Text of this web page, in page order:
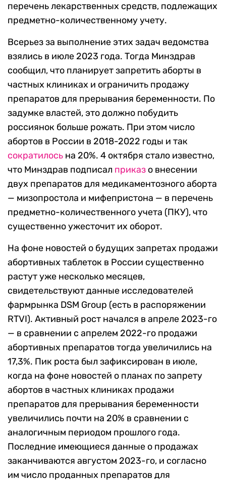
перечень лекарственных средств, подлежащих
предметно-количественному учету.
Всерьез за выполнение этих задач ведомства
взялись в июле 2023 года. Тогда Минздрав
сообщил, что планирует запретить аборты в
частных клиниках и ограничить продажу
препаратов для прерывания беременности. По
задумке властей, это должно побудить
россиянок больше рожать. При этом число
абортов в России в 2018-2022 годы и так
сократилось на 20%. 4 октября стало известно,
что Минздрав подписал приказ о внесении
двух препаратов для медикаментозного аборта
— мизопростола и мифепристона — в перечень
предметно-количественного учета (ПКУ), что
существенно ужесточит их оборот.
На фоне новостей о будущих запретах продажи
абортивных таблеток в России существенно
растут уже несколько месяцев,
свидетельствуют данные исследователей
фармрынка DSM Group (есть в распоряжении
RTVI). Активный рост начался в апреле 2023-го
— в сравнении с апрелем 2022-го продажи
абортивных препаратов тогда увеличились на
17,3%. Пик роста был зафиксирован в июле,
когда на фоне новостей о планах по запрету
абортов в частных клиниках продажи
препаратов для прерывания беременности
увеличились почти на 20% в сравнении с
аналогичным периодом прошлого года.
Последние имеющиеся данные о продажах
заканчиваются августом 2023-го, и согласно
им число проданных препаратов для